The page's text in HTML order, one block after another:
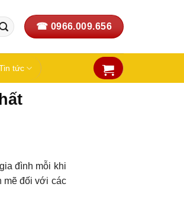
☎ 0966.009.656
tức
đình mỗi khi
mẽ đối với các